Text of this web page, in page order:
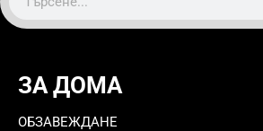
ЗА ДОМА
ОБЗАВЕЖДАНЕ